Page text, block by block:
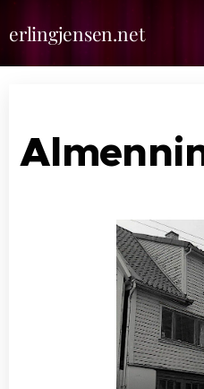
erlingjensen.net